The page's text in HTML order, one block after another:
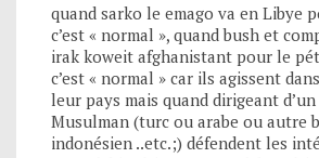
quand sarko le emago va en Libye
c’est « normal », quand bush et
irak koweit afghanistant pour le
c’est « normal » car ils agissent
leur pays mais quand dirigeant d’un
Musulman (turc ou arabe ou autre
indonésien ..etc.;) défendent les